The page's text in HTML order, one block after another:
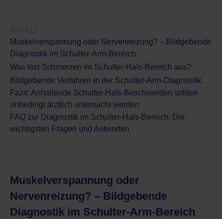
Muskelverspannung oder Nervenreizung? – Bildgebende
Diagnostik im Schulter-Arm-Bereich
Was löst Schmerzen im Schulter-Hals-Bereich aus?
Bildgebende Verfahren in der Schulter-Arm-Diagnostik
Fazit: Anhaltende Schulter-Hals-Beschwerden sollten
unbedingt ärztlich untersucht werden
FAQ zur Diagnostik im Schulter-Hals-Bereich: Die
wichtigsten Fragen und Antworten
Muskelverspannung oder
Nervenreizung? – Bildgebende
Diagnostik im Schulter-Arm-Bereich